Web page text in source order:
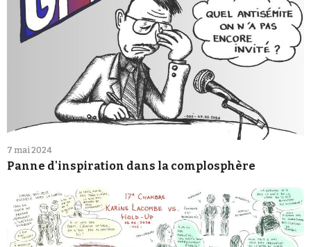
7 mai 2024
Panne d'inspiration dans la complosphère